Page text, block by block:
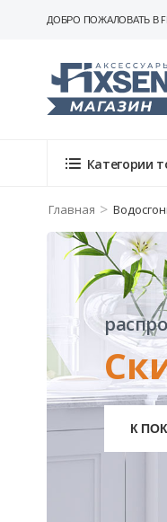
ДОБРО ПОЖАЛОВАТЬ В
Категории
Главная >
К